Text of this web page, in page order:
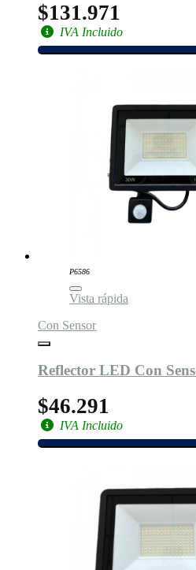
$131.971
IVA Incluido
P6586
Vista rápida
Con Sensor
Reflector LED Con
$46.291
IVA Incluido